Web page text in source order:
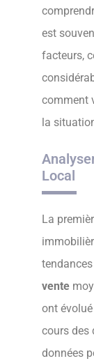
est
facteurs,
comment
la
Local
La
vente
ont
cours des
données